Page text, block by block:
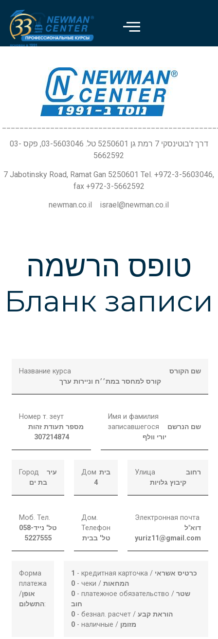
דרך ז'בוטינסקי 7 רמת גן 5250601 טל. 03-5603046, פקס 03-
5662592
7 Jabotinsky Road, Ramat Gan 5250601 Tel. +972-3-5603046,
fax +972-3-5662592
newman.co.il israel@newman.co.il
טופס הרשמה
Бланк записи
Название курса
שם הקורס
קורס למחסר במת׳׳ח וניירות ערך
Номер т. зеут
מספר תעודת זהות
307214874
Имя и фамилия
записавшегося
שם הנרשם
יורי וולף
Город
עיר
בת ים
Дом בית
4
Улица
רחוב
קיבוץ גלויות
Моб. Тел.
טל' נייד058-
5227555
Дом.
Телефон
טל' בבית
Электронная почта
דוא"ל
yuriz11@gmail.com
Форма
платежа
/אופן
התשלום:
1 - кредитная карточка / כרטיס אשראי
0 - чеки /המחאות
0 - платежное обязательство /שטר
חוב
0 - безнал. расчет /הוראת קבע
0 - наличные / מזומן